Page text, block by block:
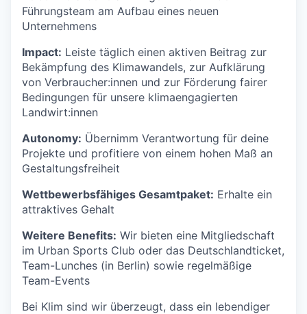
Führungsteam am Aufbau eines neuen
Unternehmens
Impact: Leiste täglich einen aktiven Beitrag zur
Bekämpfung des Klimawandels, zur Aufklärung
von Verbraucher:innen und zur Förderung fairer
Bedingungen für unsere klimaengagierten
Landwirt:innen
Autonomy: Übernimm Verantwortung für deine
Projekte und profitiere von einem hohen Maß an
Gestaltungsfreiheit
Wettbewerbsfähiges Gesamtpaket: Erhalte ein
attraktives Gehalt
Weitere Benefits: Wir bieten eine Mitgliedschaft
im Urban Sports Club oder das Deutschlandticket,
Team-Lunches (in Berlin) sowie regelmäßige
Team-Events
Bei Klim sind wir überzeugt, dass ein lebendiger